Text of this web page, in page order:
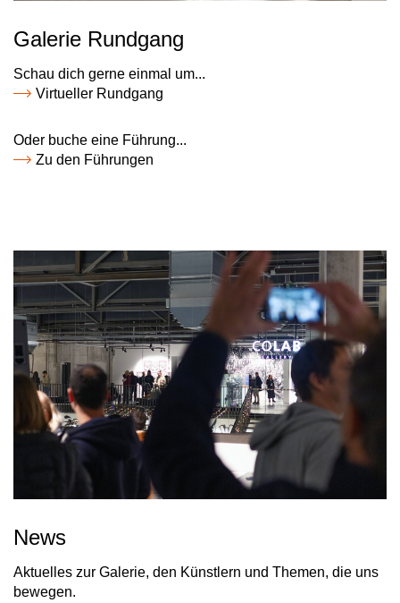
Galerie Rundgang
Schau dich gerne einmal um...
Virtueller Rundgang
Oder buche eine Führung...
Zu den Führungen
News
Aktuelles zur Galerie, den Künstlern und Themen, die uns
bewegen.